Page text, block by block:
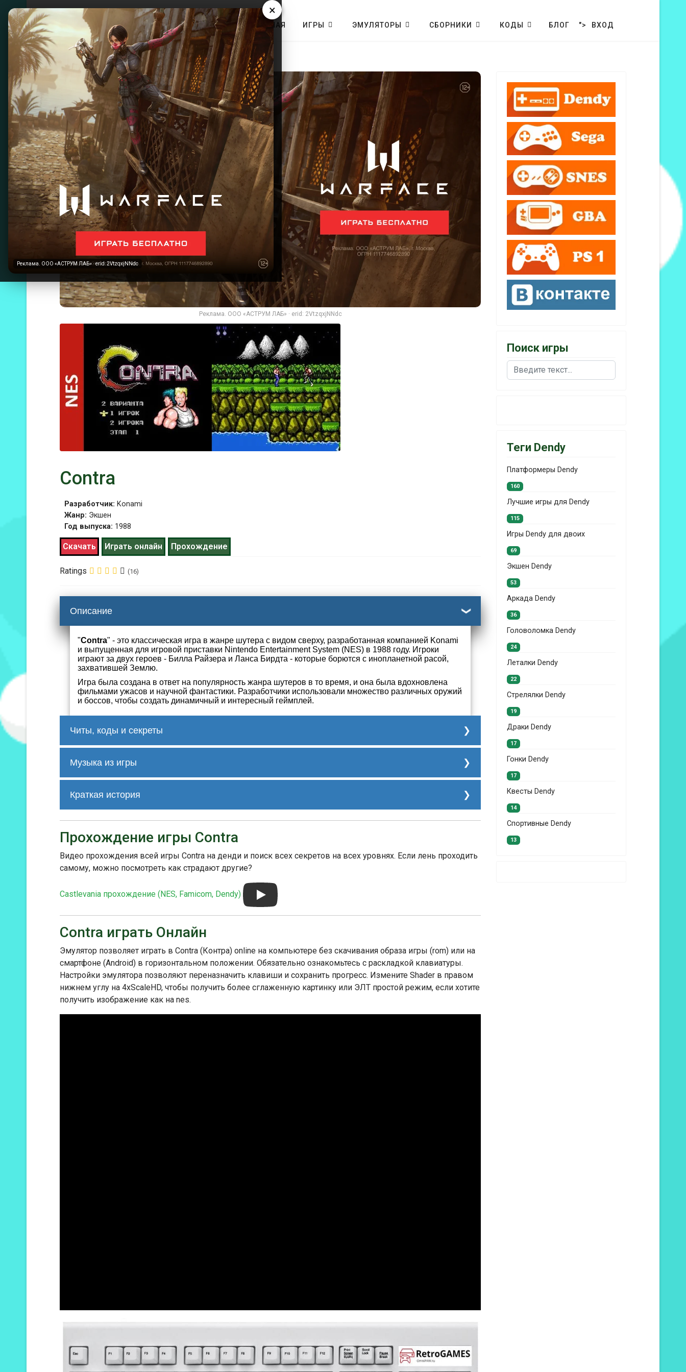
×
Реклама. ООО «АСТРУМ ЛАБ» · erid: 2VtzqxjNNdc
ГЛАВНАЯ ИГРЫ ЭМУЛЯТОРЫ СБОРНИКИ КОДЫ БЛОГ "> ВХОД
Реклама. ООО «АСТРУМ ЛАБ» · erid: 2VtzqxjNNdc
Contra
Разработчик: Konami
Жанр: Экшен
Год выпуска: 1988
Скачать Играть онлайн Прохождение
Ratings (16)
Описание
"Contra" - это классическая игра в жанре шутера с видом сверху, разработанная компанией Konami
и выпущенная для игровой приставки Nintendo Entertainment System (NES) в 1988 году. Игроки
играют за двух героев - Билла Райзера и Ланса Бирдта - которые борются с инопланетной расой,
захватившей Землю.
Игра была создана в ответ на популярность жанра шутеров в то время, и она была вдохновлена
фильмами ужасов и научной фантастики. Разработчики использовали множество различных оружий
и боссов, чтобы создать динамичный и интересный геймплей.
Читы, коды и секреты
Сама версия игры предполагает выбор уровня на главном экране.
Музыка из игры
Трек 2
Краткая история
сложности и возможности играть вдвоем. "Contra" имеет множество портов и продолжений для
различных платформ и до сих пор остается одной из самых известных игр в жанре шутеров.
Прохождение игры Contra
Видео прохождения всей игры Contra на денди и поиск всех секретов на всех уровнях. Если лень проходить
самому, можно посмотреть как страдают другие?
Castlevania прохождение (NES, Famicom, Dendy)
Contra играть Онлайн
Эмулятор позволяет играть в Contra (Контра) online на компьютере без скачивания образа игры (rom) или на
смартфоне (Android) в горизонтальном положении. Обязательно ознакомьтесь с раскладкой клавиатуры.
Настройки эмулятора позволяют переназначить клавиши и сохранить прогресс. Измените Shader в правом
нижнем углу на 4xScaleHD, чтобы получить более сглаженную картинку или ЭЛТ простой режим, если хотите
получить изображение как на nes.
Поиск игры
Поиск
Теги Dendy
Платформеры Dendy
160
Лучшие игры для Dendy
115
Игры Dendy для двоих
69
Экшен Dendy
53
Аркада Dendy
36
Головоломка Dendy
24
Леталки Dendy
22
Стрелялки Dendy
19
Драки Dendy
17
Гонки Dendy
17
Квесты Dendy
14
Спортивные Dendy
13